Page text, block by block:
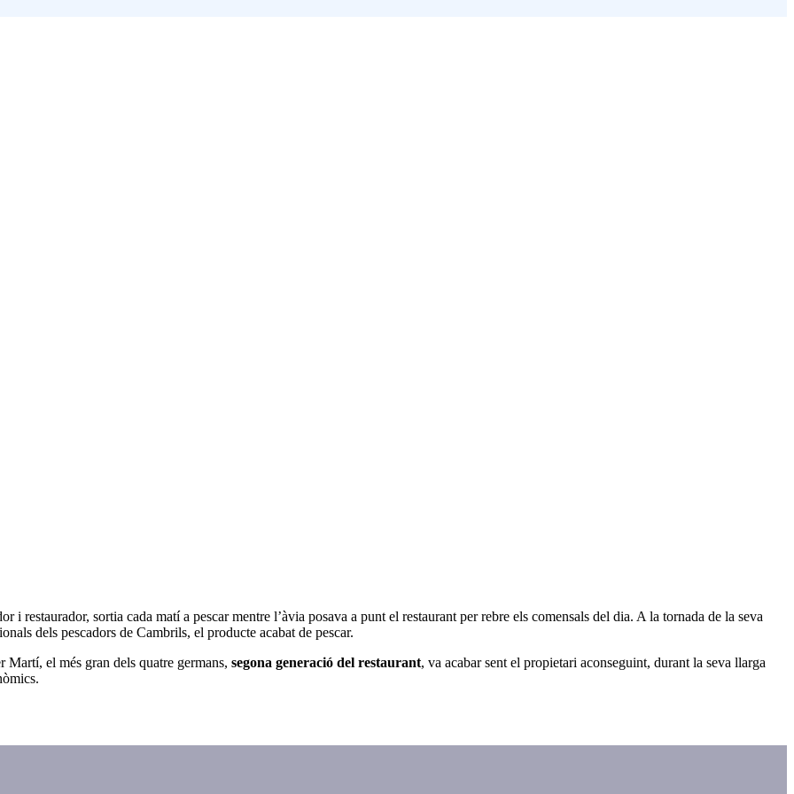
restaurador, sortia cada matí a pescar mentre l’àvia posava a punt el restaurant per rebre els comensals del dia. A la tornada de la seva
dels pescadors de Cambrils, el producte acabat de pescar.
Martí, el més gran dels quatre germans, segona generació del restaurant, va acabar sent el propietari aconseguint, durant la seva llarga